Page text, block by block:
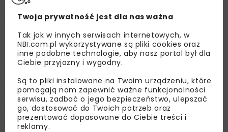
995 zezwoleń) i Turcji (11 730 zezwoleń). Pozostałe
kierunki to: Uzbekistan (7 489 zezwoleń), Indie (5 898
zezwoleń), Białoruś (3 939 zezwoleń), Turkmenistan (3
324 zezwolenia), Azerbejdżan (2 367 zezwoleń),
Tadżykistan (1 825 zezwoleń), Nepal (1 503 zezwolenia),
Kirgistan (1 243 zezwolenia), Kosowo (976 zezwoleń),
Kazachstan (942 zezwolenia), Gruzja (922 zezwolenia),
Filipiny (895 zezwoleń).
Bez zwiększenia liczby cudzoziemców na polskim rynku
pracy na wiele inwestycji będzie trzeba trochę
Twoja prywatność jest dla nas ważna
Tak jak w innych serwisach internetowych, w
NBI.com.pl wykorzystywane są pliki cookies oraz
inne podobne technologie, aby nasz portal był dla
Ciebie przyjazny i wygodny.
Są to pliki instalowane na Twoim urządzeniu, które
pomagają nam zapewnić ważne funkcjonalności
serwisu, zadbać o jego bezpieczeństwo, ulepszać
go, dostosować do Twoich potrzeb oraz
prezentować dopasowane do Ciebie treści i
reklamy.